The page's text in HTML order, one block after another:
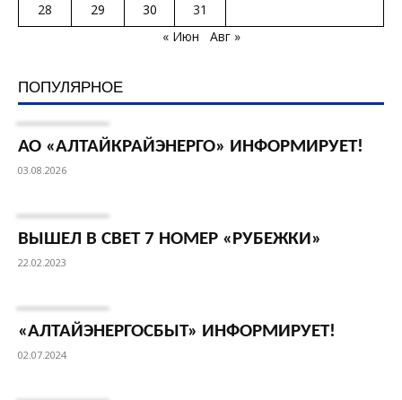
28
29 30
31
« Июн
Авг »
ПОПУЛЯРНОЕ
АО «АЛТАЙКРАЙЭНЕРГО» ИНФОРМИРУЕТ!
03.08.2026
ВЫШЕЛ В СВЕТ 7 НОМЕР «РУБЕЖКИ»
22.02.2023
«АЛТАЙЭНЕРГОСБЫТ» ИНФОРМИРУЕТ!
02.07.2024